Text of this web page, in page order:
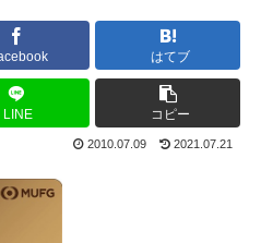
はてブ
LINE コピー
2010.07.09 2021.07.21